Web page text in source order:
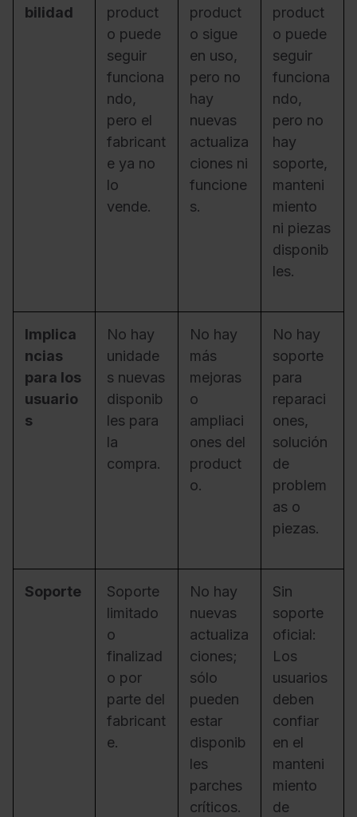
bilidad
product
o puede
seguir
funciona
ndo,
pero el
fabricant
e ya no
lo
vende.
product
o sigue
en uso,
pero no
hay
nuevas
actualiza
ciones ni
funcione
s.
product
o puede
seguir
funciona
ndo,
pero no
hay
soporte,
manteni
miento
ni piezas
disponib
les.
Implica
ncias
para los
usuario
s
No hay
unidade
s nuevas
disponib
les para
la
compra.
No hay
más
mejoras
o
ampliaci
ones del
product
o.
No hay
soporte
para
reparaci
ones,
solución
de
problem
as o
piezas.
Soporte
Soporte
limitado
o
finalizad
o por
parte del
fabricant
e.
No hay
nuevas
actualiza
ciones;
sólo
pueden
estar
disponib
les
parches
críticos.
Sin
soporte
oficial:
Los
usuarios
deben
confiar
en el
manteni
miento
de